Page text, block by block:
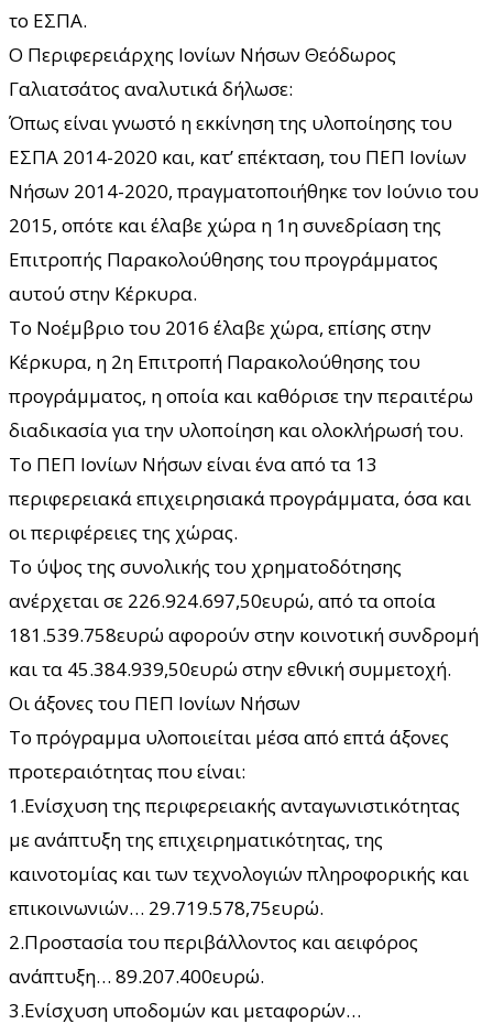
το ΕΣΠΑ.
Ο Περιφερειάρχης Ιονίων Νήσων Θεόδωρος
Γαλιατσάτος αναλυτικά δήλωσε:
Όπως είναι γνωστό η εκκίνηση της υλοποίησης του
ΕΣΠΑ 2014-2020 και, κατ’ επέκταση, του ΠΕΠ Ιονίων
Νήσων 2014-2020, πραγματοποιήθηκε τον Ιούνιο του
2015, οπότε και έλαβε χώρα η 1η συνεδρίαση της
Επιτροπής Παρακολούθησης του προγράμματος
αυτού στην Κέρκυρα.
Το Νοέμβριο του 2016 έλαβε χώρα, επίσης στην
Κέρκυρα, η 2η Επιτροπή Παρακολούθησης του
προγράμματος, η οποία και καθόρισε την περαιτέρω
διαδικασία για την υλοποίηση και ολοκλήρωσή του.
Το ΠΕΠ Ιονίων Νήσων είναι ένα από τα 13
περιφερειακά επιχειρησιακά προγράμματα, όσα και
οι περιφέρειες της χώρας.
Το ύψος της συνολικής του χρηματοδότησης
ανέρχεται σε 226.924.697,50ευρώ, από τα οποία
181.539.758ευρώ αφορούν στην κοινοτική συνδρομή
και τα 45.384.939,50ευρώ στην εθνική συμμετοχή.
Οι άξονες του ΠΕΠ Ιονίων Νήσων
Το πρόγραμμα υλοποιείται μέσα από επτά άξονες
προτεραιότητας που είναι:
1.Ενίσχυση της περιφερειακής ανταγωνιστικότητας
με ανάπτυξη της επιχειρηματικότητας, της
καινοτομίας και των τεχνολογιών πληροφορικής και
επικοινωνιών… 29.719.578,75ευρώ.
2.Προστασία του περιβάλλοντος και αειφόρος
ανάπτυξη… 89.207.400ευρώ.
3.Ενίσχυση υποδομών και μεταφορών…